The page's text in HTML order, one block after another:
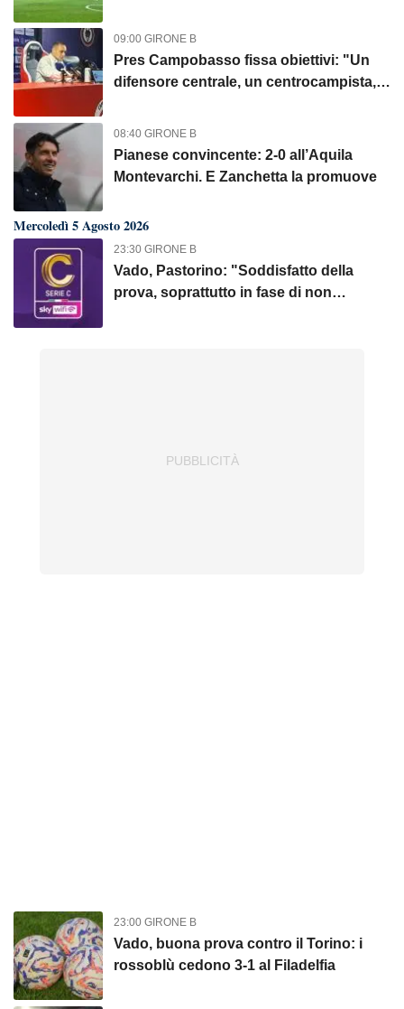
09:00 GIRONE B
Pres Campobasso fissa obiettivi: "Un
difensore centrale, un centrocampista,
08:40 GIRONE B
Pianese convincente: 2-0 all’Aquila
Montevarchi. E Zanchetta la promuove
Mercoledì 5 Agosto 2026
23:30 GIRONE B
Vado, Pastorino: "Soddisfatto della
prova, soprattutto in fase di non
23:00 GIRONE B
Vado, buona prova contro il Torino: i
rossoblù cedono 3-1 al Filadelfia